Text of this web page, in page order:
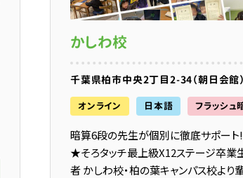
かしわ校
千葉県柏市中央2丁目2-34（朝日会館）
オンライン 日本語 フラッシュ
暗算6段の先生が個別に徹底サポート
★そろタッチ最上級X12ステージ卒
者 かしわ校・柏の葉キャンパス校より